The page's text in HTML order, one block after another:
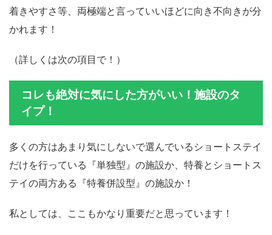
着きやすさ等、両極端と言っていいほどに向き不向きが分
かれます！
（詳しくは次の項目で！）
コレも絶対に気にした方がいい！施設のタ
イプ！
多くの方はあまり気にしないで選んでいるショートステイ
だけを行っている『単独型』の施設か、特養とショートス
テイの両方ある『特養併設型』の施設か！
私としては、ここもかなり重要だと思っています！